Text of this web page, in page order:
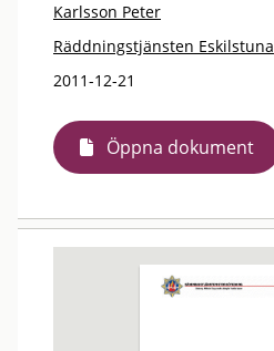
Karlsson Peter
Räddningstjänsten Eskilstuna
2011-12-21
Öppna dokument